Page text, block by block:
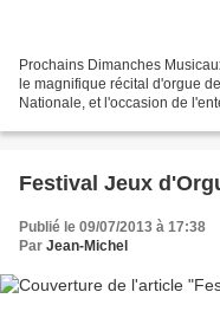
Prochains Dimanches
le magnifique récital d'orgue
Nationale, et l'occasion de
Festival Jeux
Publié le 09/07/2013 à 17:38
Par Jean-Michel